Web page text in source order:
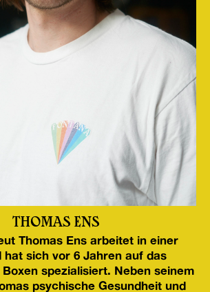
THOMAS ENS
Thomas Ens arbeitet in einer
hat sich vor 6 Jahren auf das
spezialisiert. Neben seinem
psychische Gesundheit und